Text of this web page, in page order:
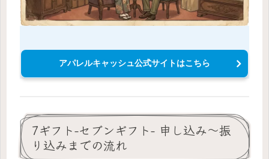
アパレルキャッシュ公式サイトはこちら
7ギフト-セブンギフト- 申し込み〜振
り込みまでの流れ